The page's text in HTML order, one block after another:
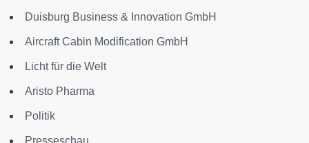
Duisburg Business & Innovation GmbH
Aircraft Cabin Modification GmbH
Licht für die Welt
Aristo Pharma
Politik